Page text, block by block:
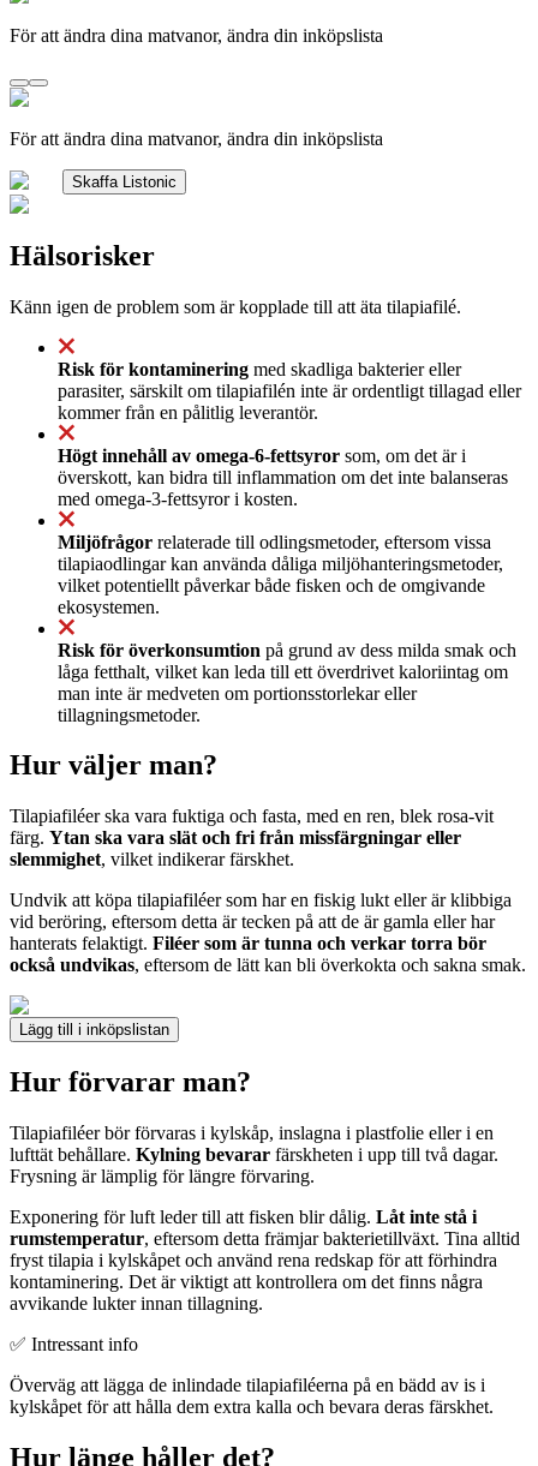
För att ändra dina matvanor, ändra din inköpslista
För att ändra dina matvanor, ändra din inköpslista
Skaffa Listonic
Hälsorisker
Känn igen de problem som är kopplade till att äta tilapiafilé.
Risk för kontaminering med skadliga bakterier eller
parasiter, särskilt om tilapiafilén inte är ordentligt tillagad eller
kommer från en pålitlig leverantör.
Högt innehåll av omega-6-fettsyror som, om det är i
överskott, kan bidra till inflammation om det inte balanseras
med omega-3-fettsyror i kosten.
Miljöfrågor relaterade till odlingsmetoder, eftersom vissa
tilapiaodlingar kan använda dåliga miljöhanteringsmetoder,
vilket potentiellt påverkar både fisken och de omgivande
ekosystemen.
Risk för överkonsumtion på grund av dess milda smak och
låga fetthalt, vilket kan leda till ett överdrivet kaloriintag om
man inte är medveten om portionsstorlekar eller
tillagningsmetoder.
Hur väljer man?
Tilapiafiléer ska vara fuktiga och fasta, med en ren, blek rosa-vit
färg. Ytan ska vara slät och fri från missfärgningar eller
slemmighet, vilket indikerar färskhet.
Undvik att köpa tilapiafiléer som har en fiskig lukt eller är klibbiga
vid beröring, eftersom detta är tecken på att de är gamla eller har
hanterats felaktigt. Filéer som är tunna och verkar torra bör
också undvikas, eftersom de lätt kan bli överkokta och sakna smak.
Lägg till i inköpslistan
Hur förvarar man?
Tilapiafiléer bör förvaras i kylskåp, inslagna i plastfolie eller i en
lufttät behållare. Kylning bevarar färskheten i upp till två dagar.
Frysning är lämplig för längre förvaring.
Exponering för luft leder till att fisken blir dålig. Låt inte stå i
rumstemperatur, eftersom detta främjar bakterietillväxt. Tina alltid
fryst tilapia i kylskåpet och använd rena redskap för att förhindra
kontaminering. Det är viktigt att kontrollera om det finns några
avvikande lukter innan tillagning.
✅ Intressant info
Överväg att lägga de inlindade tilapiafiléerna på en bädd av is i
kylskåpet för att hålla dem extra kalla och bevara deras färskhet.
Hur länge håller det?